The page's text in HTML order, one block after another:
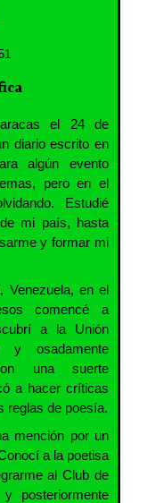
el 24 de
diario escrito en
algún evento
pero en el
Estudié
mi país, hasta
y formar mi
Venezuela, en el
comencé a
a la Unión
y osadamente
una suerte
a hacer críticas
reglas de poesía.
mención por un
a la poetisa
al Club de
posteriormente